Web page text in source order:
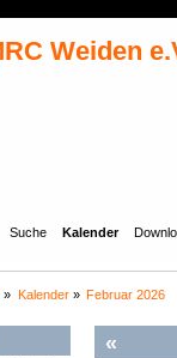
Suche Kalender
» Kalender» Februar 2026
«